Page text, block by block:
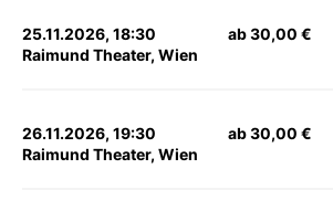
25.11.2026, 18:30
Raimund Theater, Wien
ab 30,00 €
26.11.2026, 19:30
Raimund Theater, Wien
ab 30,00 €